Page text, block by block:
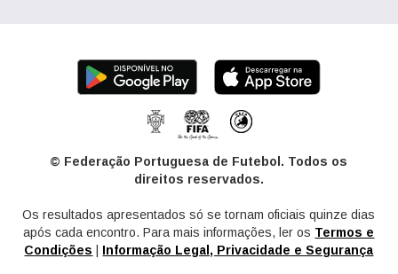
© Federação Portuguesa de Futebol. Todos os
direitos reservados.
Os resultados apresentados só se tornam oficiais quinze dias
após cada encontro. Para mais informações, ler os Termos e
Condições
Informação Legal, Privacidade e Segurança